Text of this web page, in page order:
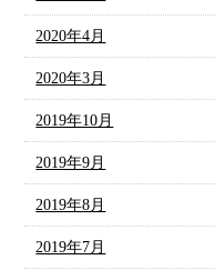
2020年4月
2020年3月
2019年10月
2019年9月
2019年8月
2019年7月